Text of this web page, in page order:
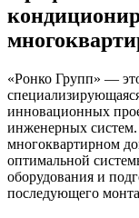
«Ронко Групп» —
инновационных
инженерных
многоквартирном
оптимальной
оборудования и
последующего